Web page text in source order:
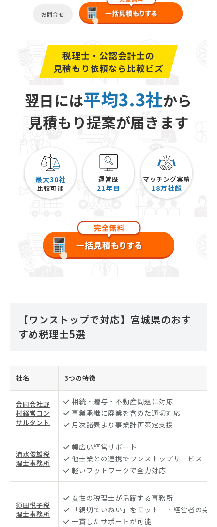
お問合せ
税理士・公認会計士の
見積もり依頼なら比較ビズ
翌日には平均3.3社から
見積もり提案が届きます
最大30社
比較可能
運営歴
21年目
マッチング実績
18万社超
【ワンストップで対応】宮城県のおす
すめ税理士5選
社名 3つの特徴
合同会社野
村経営コン
サルタント
相続・贈与・不動産問題に対応
事業承継に廃業を含めた適切対応
月次諸表より事業計画策定支援
清水俊雄税
理士事務所
幅広い経営サポート
他士業との連携でワンストップサービス
軽いフットワークで全力対応
須田悦子税
理士事務所
女性の税理士が活躍する事務所
「親切ていねい」をモットー・経営者の身
一貫したサポートが可能